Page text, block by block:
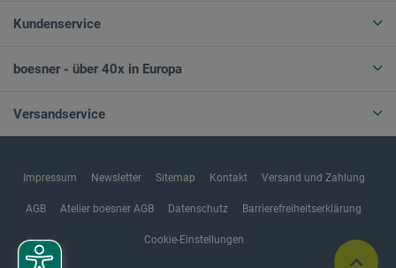
Kundenservice
boesner - über 40x in Europa
Versandservice
Impressum Newsletter Sitemap Kontakt Versand und Zahlung
AGB Atelier boesner AGB Datenschutz Barrierefreiheitserklärung
Cookie-Einstellungen